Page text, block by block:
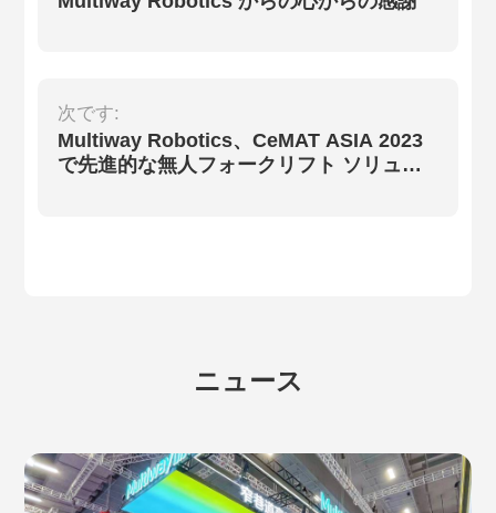
次です:
Multiway Robotics、CeMAT ASIA 2023
で先進的な無人フォークリフト ソリュー
ニュース